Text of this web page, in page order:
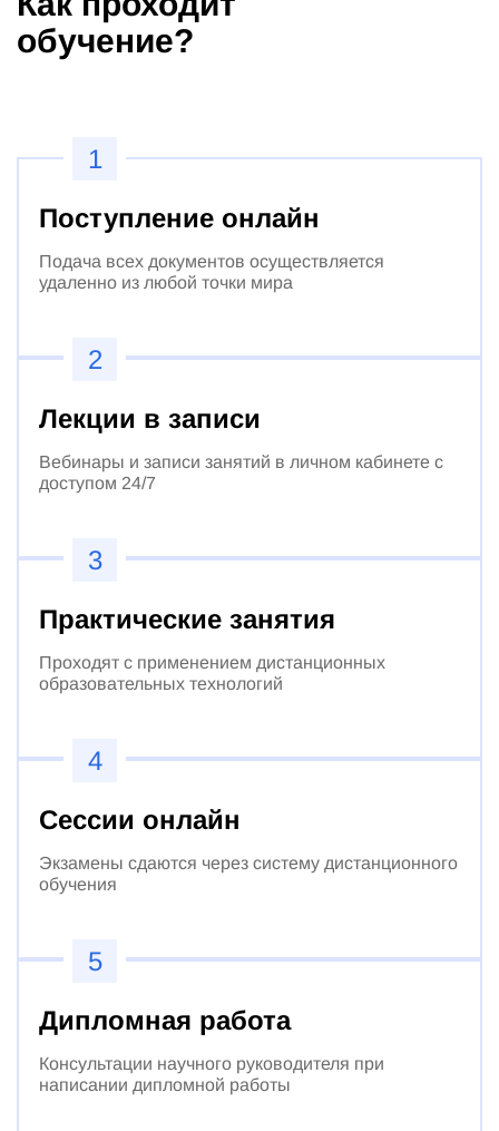
обучение?
1
Поступление онлайн
Подача всех документов осуществляется
удаленно из любой точки мира
2
Лекции в записи
Вебинары и записи занятий в личном кабинете с
доступом 24/7
3
Практические занятия
Проходят с применением дистанционных
образовательных технологий
4
Сессии онлайн
Экзамены сдаются через систему дистанционного
обучения
5
Дипломная работа
Консультации научного руководителя при
написании дипломной работы